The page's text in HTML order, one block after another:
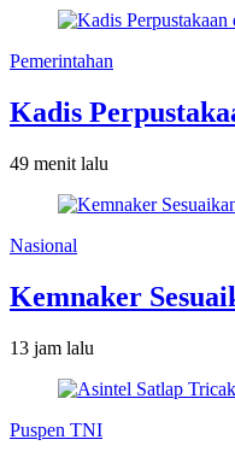
Pemerintahan
Kadis
49 menit lalu
Nasional
Kemnaker
13 jam lalu
Puspen TNI